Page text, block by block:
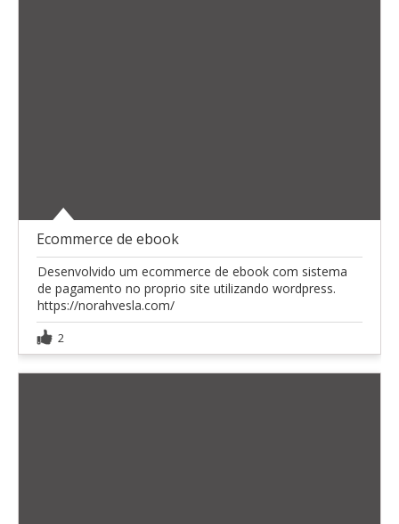
Ecommerce de ebook
Desenvolvido um ecommerce de ebook com sistema
de pagamento no proprio site utilizando wordpress.
https://norahvesla.com/
2